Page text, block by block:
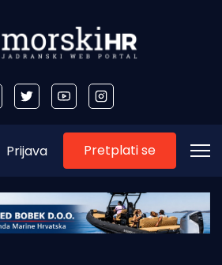
Prijava Pretplati se